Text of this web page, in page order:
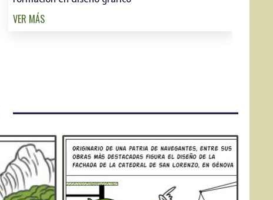
VER MÁS